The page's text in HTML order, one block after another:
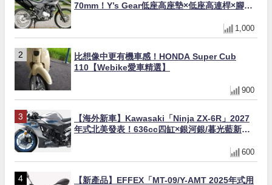
70mm！Y’s Gear低座高座墊×低座高連桿×腳踏
1,000
比想像中更有機車感！HONDA Super Cub
110【Webike愛車精選】
900
【海外新車】Kawasaki「Ninja ZX-6R」2027
年式北美發表！636cc四缸×銀河銀/暮光藍新色
600
【新產品】EFFEX「MT-09/Y-AMT 2025年式用